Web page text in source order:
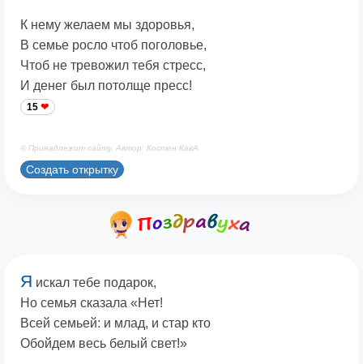
К нему желаем мы здоровья,
В семье росло чтоб поголовье,
Чтоб не тревожил тебя стресс,
И денег был потолще пресс!
15
© Принадлежит сайту. Автор: Костен КавА
Создать открытку
Я искал тебе подарок,
Но семья сказала «Нет!
Всей семьей: и млад, и стар кто
Обойдем весь белый свет!»